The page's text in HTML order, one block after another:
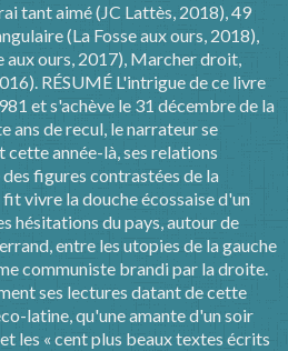
tant aimé (JC Lattès, 2018), 49
(La Fosse aux ours, 2018),
aux ours, 2017), Marcher droit,
RÉSUMÉ L'intrigue de ce livre
et s'achève le 31 décembre de la
ans de recul, le narrateur se
année-là, ses relations
figures contrastées de la
vivre la douche écossaise d'un
hésitations du pays, autour de
entre les utopies de la gauche
communiste brandi par la droite.
ses lectures datant de cette
latine, qu'une amante d'un soir
les « cent plus beaux textes écrits